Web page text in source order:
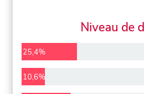
Niveau de
25,4%
10,6%